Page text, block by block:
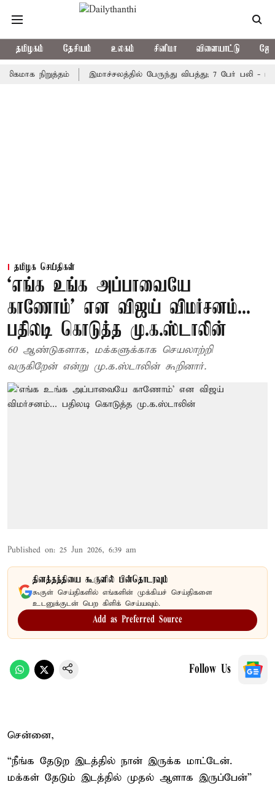
தமிழகம் தேசியம் உலகம் சினிமா விளையாட்டு
இமாச்சலத்தில் பேருந்து விபத்து; 7 பேர் பலி - பிரதமர்
தமிழக செய்திகள்
‘எங்க உங்க அப்பாவையே
காணோம்' என விஜய் விமர்சனம்...
பதிலடி கொடுத்த மு.க.ஸ்டாலின்
60 ஆண்டுகளாக, மக்களுக்காக செயலாற்றி
வருகிறேன் என்று மு.க.ஸ்டாலின் கூறினார்.
Published on: 25 Jun 2026, 6:39 am
தினத்தந்தியை கூகுளில் பின்தொடரவும்
கூகுள் செய்திகளில் எங்களின் முக்கியச் செய்திகளை
உடனுக்குடன் பெற கிளிக் செய்யவும்.
Add as Preferred Source
Follow Us
சென்னை,
“நீங்க தேடுற இடத்தில் நான் இருக்க மாட்டேன்.
மக்கள் தேடும் இடத்தில் முதல் ஆளாக இருப்பேன்”